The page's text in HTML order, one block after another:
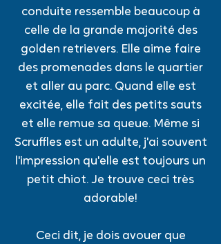
conduite ressemble beaucoup à
celle de la grande majorité des
golden retrievers. Elle aime faire
des promenades dans le quartier
et aller au parc. Quand elle est
excitée, elle fait des petits sauts
et elle remue sa queue. Même si
Scruffles est un adulte, j'ai souvent
l'impression qu'elle est toujours un
petit chiot. Je trouve ceci très
adorable!
Ceci dit, je dois avouer que